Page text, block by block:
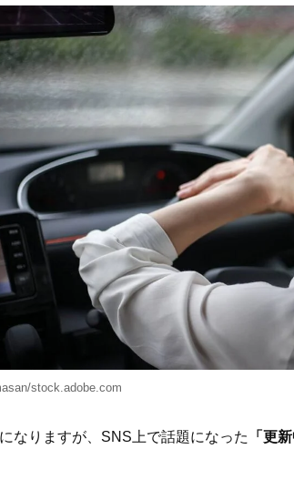
stock.adobe.com
なりますが、SNS上で話題になった 「更